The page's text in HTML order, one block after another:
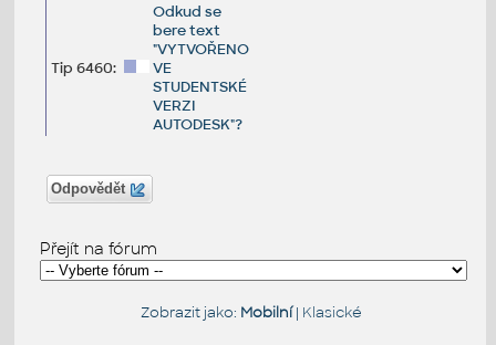
Tip 6460:
Odkud se
bere text
"VYTVOŘENO
VE
STUDENTSKÉ
VERZI
AUTODESK"?
Odpovědět
Přejít na fórum
Zobrazit jako: Mobilní| Klasické